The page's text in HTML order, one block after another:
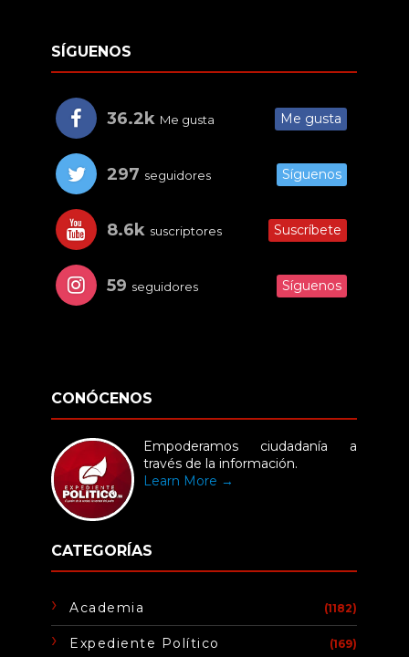
SÍGUENOS
36.2k Me gusta Me gusta
297 seguidores Síguenos
8.6k suscriptores Suscríbete
59 seguidores Síguenos
CONÓCENOS
Empoderamos ciudadanía a
través de la información.
Learn More →
CATEGORÍAS
Academia (1182)
Expediente Político (169)